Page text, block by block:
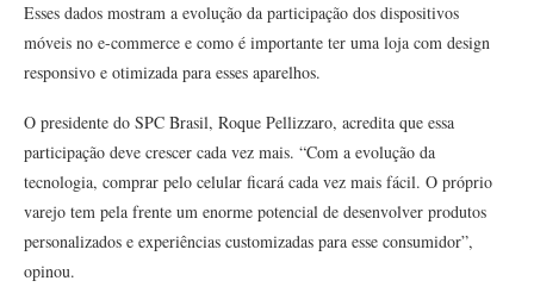
Esses dados mostram a evolução da participação dos dispositivos
móveis no e-commerce e como é importante ter uma loja com design
responsivo e otimizada para esses aparelhos.
O presidente do SPC Brasil, Roque Pellizzaro, acredita que essa
participação deve crescer cada vez mais. “Com a evolução da
tecnologia, comprar pelo celular ficará cada vez mais fácil. O próprio
varejo tem pela frente um enorme potencial de desenvolver produtos
personalizados e experiências customizadas para esse consumidor”,
opinou.